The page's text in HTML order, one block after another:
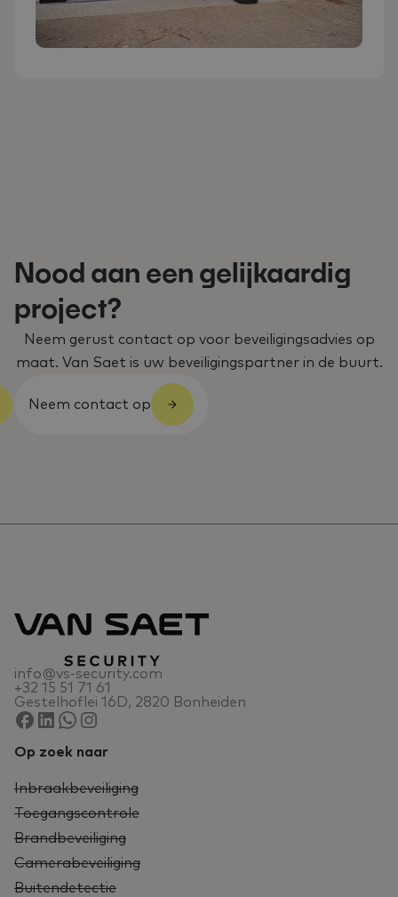
Nood aan een gelijkaardig
project?
Neem gerust contact op voor beveiligingsadvies op
maat. Van Saet is uw beveiligingspartner in de buurt.
Neem contact op
info@vs-security.com
+32 15 51 71 61
Gestelhoflei 16D, 2820 Bonheiden
Op zoek naar
Inbraakbeveiliging
Toegangscontrole
Brandbeveiliging
Camerabeveiliging
Buitendetectie